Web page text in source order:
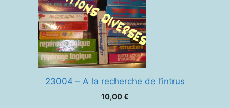
23004 – A la recherche de l’intrus
10,00€